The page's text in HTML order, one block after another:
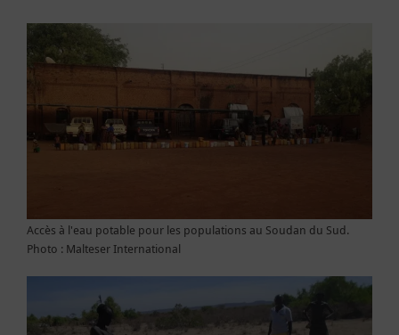
Accès à l'eau potable pour les populations au Soudan du Sud.
Photo : Malteser International